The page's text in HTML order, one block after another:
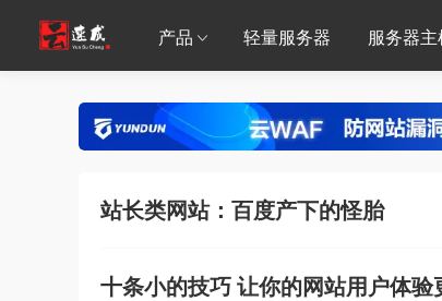
产品 轻量服务器 服务器主
站长类网站：百度产下的怪胎
十条小的技巧 让你的网站用户体验